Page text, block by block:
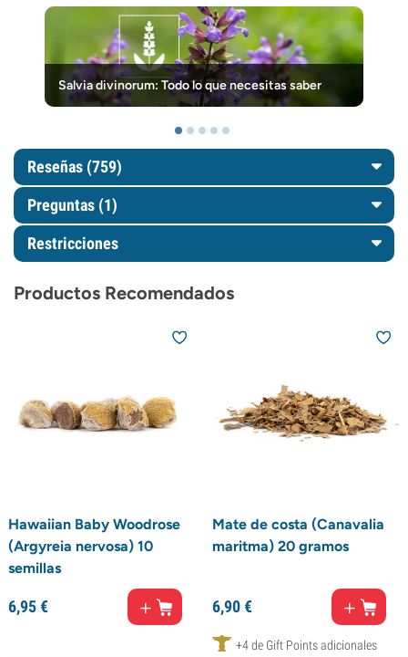
Salvia divinorum: Todo lo que necesitas saber
Reseñas (759)
Preguntas (1)
Restricciones
Productos Recomendados
Hawaiian Baby Woodrose
(Argyreia nervosa) 10
semillas
6,95€
Mate de costa (Canavalia
maritma) 20 gramos
6,90€
+4 de Gift Points adicionales